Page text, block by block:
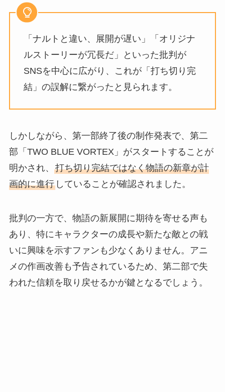
「ナルトと違い、展開が遅い」「オリジナ
ルストーリーが冗長だ」といった批判が
SNSを中心に広がり、これが「打ち切り完
結」の誤解に繋がったと見られます。
しかしながら、第一部終了後の制作発表で、第二
部「TWO BLUE VORTEX」がスタートすることが
明かされ、 打ち切り完結ではなく物語の新章が計
画的に進行していることが確認されました。
批判の一方で、物語の新展開に期待を寄せる声も
あり、特にキャラクターの成長や新たな敵との戦
いに興味を示すファンも少なくありません。アニ
メの作画改善も予告されているため、第二部で失
われた信頼を取り戻せるかが鍵となるでしょう。